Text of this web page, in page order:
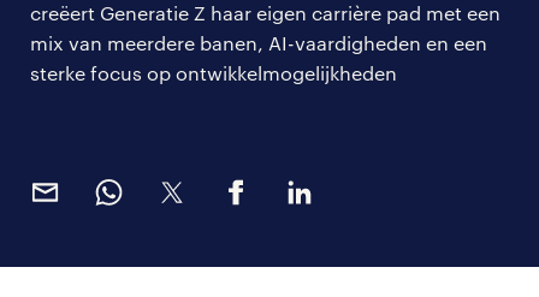
creëert Generatie Z haar eigen carrière pad met een
mix van meerdere banen, AI-vaardigheden en een
sterke focus op ontwikkelmogelijkheden